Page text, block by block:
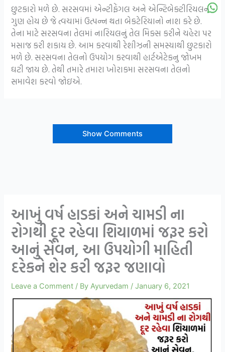
છુટકારો મળે છે. સરસવમાં એન્ટીફેંગલ અને એન્ટિબેક્ટીરિયલના
ગુણ હોય છે જે ત્વચામાં ઉત્પન્ન થતા બેકટેરિયાનો નાશ કરે છે.
તેના માટે સરસવના તેલમાં નારિયલનું તેલ મિક્સ કરીને ચહેરા પર
મસાજ કરી શકાય છે. આમ કરવાથી રેશીઝની સમસ્યાથી છુટકારો
મળે છે. સરસવના તેલનો ઉપયોગ કરવાથી હાર્ટએટેકનુ જોખમ
ઘટી જાય છે. તેથી તમારે તમારા ખોરાકમા સરસવના તેલનો
સમાવેશ કરવો જોઇએ.
Show Comments
આખું વર્ષ હાડકાં અને ચામડી ના
રોગથી દૂર રહેવા શિયાળમાં જરૂર કરો
આનું સેવન, આ ઉપયોગી માહિતી
દરેકને શેર કરી જરૂર જણાવો
Leave a Comment / By Ayurvedam /January 6, 2021